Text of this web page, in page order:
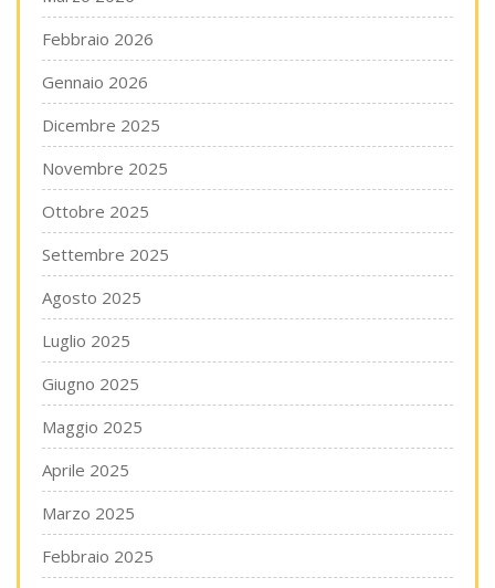
Febbraio 2026
Gennaio 2026
Dicembre 2025
Novembre 2025
Ottobre 2025
Settembre 2025
Agosto 2025
Luglio 2025
Giugno 2025
Maggio 2025
Aprile 2025
Marzo 2025
Febbraio 2025